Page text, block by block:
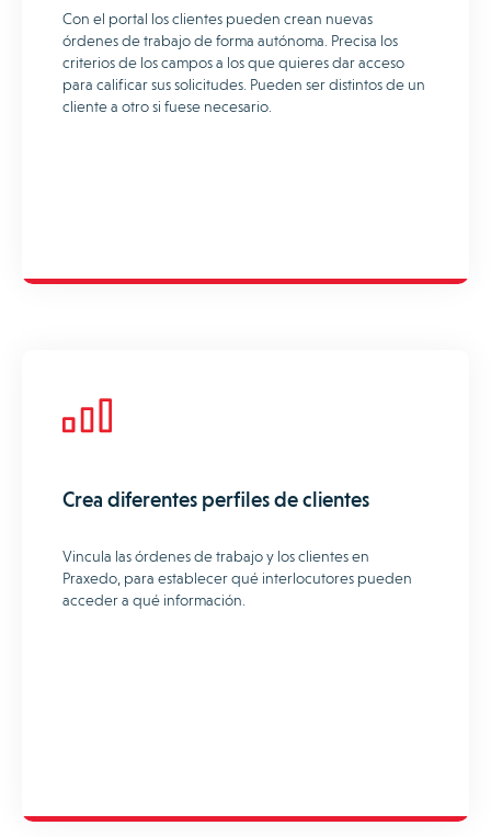
Con el portal los clientes pueden crean nuevas
órdenes de trabajo de forma autónoma. Precisa los
criterios de los campos a los que quieres dar acceso
para calificar sus solicitudes. Pueden ser distintos de un
cliente a otro si fuese necesario.
Crea diferentes perfiles de clientes
Vincula las órdenes de trabajo y los clientes en
Praxedo, para establecer qué interlocutores pueden
acceder a qué información.